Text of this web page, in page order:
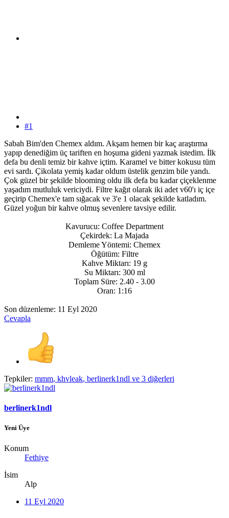
#1
Sabah Bim'den Chemex aldım. Akşam hemen bir kaç araştırma
yapıp denediğim üç tariften en hoşuma gideni yazmak istedim. İlk
defa bu denli temiz bir kahve içtim. Karamel ve bitter kokusu tüm
evi sardı. Çikolata yemiş kadar oldum üstelik genzim bile yandı.
Çok güzel bir şekilde blooming oldu ilk defa bu kadar çiçeklenme
yaşadım mutluluk vericiydi. Filtre kağıt olarak iki adet v60'ı iç içe
geçirip Chemex'e tam sığacak ve 3'e 1 olacak şekilde katladım.
Güzel yoğun bir kahve olmuş sevenlere tavsiye edilir.
Kavurucu: Coffee Department
Çekirdek: La Majada
Demleme Yöntemi: Chemex
Öğütüm: Filtre
Kahve Miktarı: 19 g
Su Miktarı: 300 ml
Toplam Süre: 2.40 - 3.00
Oran: 1:16​
Son düzenleme: 11 Eyl 2020
Cevapla
Tepkiler: mmm, khvleak, berlinerk1ndl ve 3 diğerleri
berlinerk1ndl
Yeni Üye
Konum
Fethiye
İsim
Alp
11 Eyl 2020